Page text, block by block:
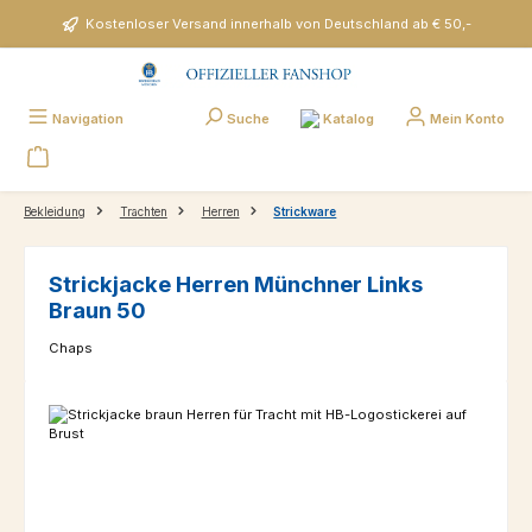
Zum Hauptinhalt springenKostenloser Versand innerhalb von Deutschland ab € 50,-
Navigation Suche Katalog Mein Konto
Bekleidung Trachten Herren Strickware
Strickjacke Herren Münchner Links
Braun 50
Chaps
Bildergalerie überspringen